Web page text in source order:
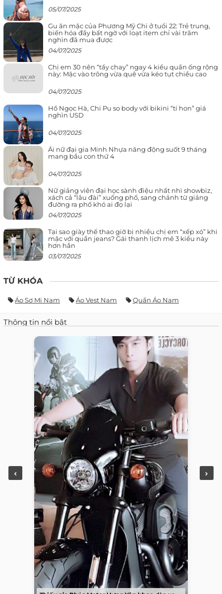
05/07/2025
Gu ăn mặc của Phương Mỹ Chi ở tuổi 22: Trẻ trung,
biến hóa đầy bất ngờ với loạt item chỉ vài trăm
nghìn đã mua được
04/07/2025
Chị em 30 nên “tẩy chay” ngay 4 kiểu quần ống rộng
này: Mặc vào trông vừa quê vừa kéo tụt chiều cao
04/07/2025
Hồ Ngọc Hà, Chi Pu so body với bikini “tí hon” giá
nghìn USD
04/07/2025
Ái nữ đại gia Minh Nhựa năng động suốt 9 tháng
mang bầu con thứ 4
04/07/2025
Nữ giảng viên đại học sành điệu nhất nhì showbiz,
xách cả “lâu đài” xuống phố, sang chảnh từ giảng
đường ra phố khó ai đọ lại
04/07/2025
Tại sao giày thể thao giờ bị nhiều chị em “xếp xó” khi
mặc với quần jeans? Gái thanh lịch mê 3 kiểu này
hơn hẳn
03/07/2025
TỪ KHÓA
Áo Sơ Mi Nam Áo Vest Nam Quần Áo Nam
Thông tin nổi bật